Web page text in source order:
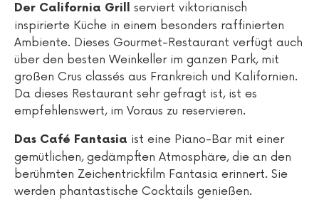
Der California Grill serviert viktorianisch
inspirierte Küche in einem besonders raffinierten
Ambiente. Dieses Gourmet-Restaurant verfügt auch
über den besten Weinkeller im ganzen Park, mit
großen Crus classés aus Frankreich und Kalifornien.
Da dieses Restaurant sehr gefragt ist, ist es
empfehlenswert, im Voraus zu reservieren.
Das Café Fantasia ist eine Piano-Bar mit einer
gemütlichen, gedämpften Atmosphäre, die an den
berühmten Zeichentrickfilm Fantasia erinnert. Sie
werden phantastische Cocktails genießen.